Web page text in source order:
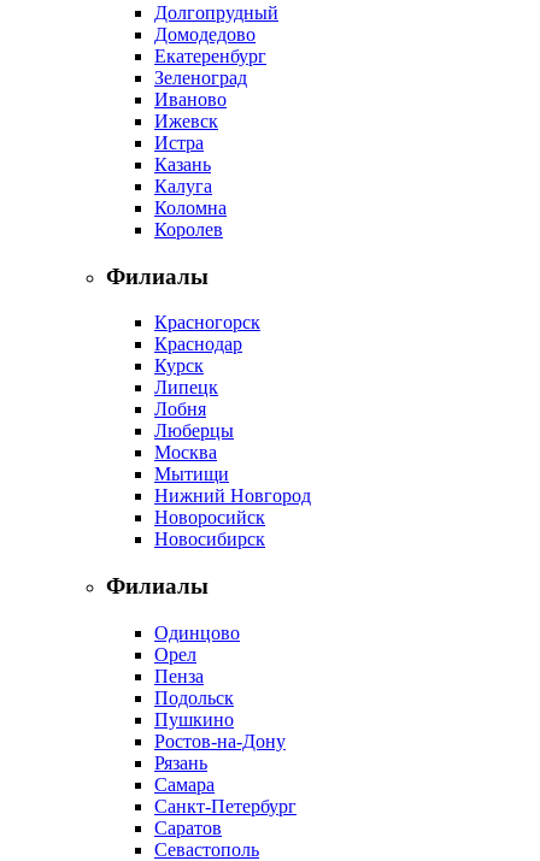
Долгопрудный
Домодедово
Екатеренбург
Зеленоград
Иваново
Ижевск
Истра
Казань
Калуга
Коломна
Королев
Филиалы
Красногорск
Краснодар
Курск
Липецк
Лобня
Люберцы
Москва
Мытищи
Нижний Новгород
Новоросийск
Новосибирск
Филиалы
Одинцово
Орел
Пенза
Подольск
Пушкино
Ростов-на-Дону
Рязань
Самара
Санкт-Петербург
Саратов
Севастополь